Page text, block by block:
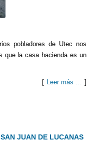
pobladores de Utec nos
que la casa hacienda es un
[ Leer más … ]
JUAN DE LUCANAS